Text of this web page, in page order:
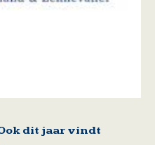
Ook dit jaar vindt